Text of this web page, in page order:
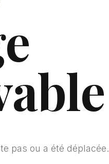
pas ou a été déplacée.